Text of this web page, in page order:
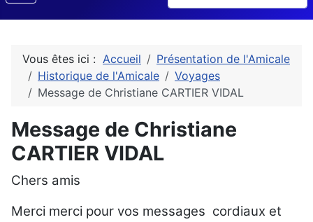
Vous êtes ici : Accueil
Présentation de l'Amicale
Historique de l'Amicale
Voyages
Message de Christiane CARTIER VIDAL
Message de Christiane
CARTIER VIDAL
Chers amis
Merci merci pour vos messages cordiaux et